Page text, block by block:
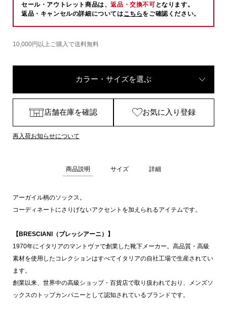
セール・アウトレット商品は、返品・交換不可 となります。
返品・キャンセルの詳細についてはこちらをご確認ください。
10,000円以上ご購入で送料無料
カラー・サイズを選ぶ
店舗在庫を確認 お気に入り登録
再入荷お知らせについて
商品説明 サイズ 詳細
アーガイル柄のソックス。
コーディネートにさりげないアクセントを加えられるアイテムです。
【BRESCIANI（ブレッシアーニ）】
1970年にイタリアのマントヴァで創業した靴下メーカー。高品質・高級
素材を使用したコレクションはすべてイタリアの自社工場で生産されてい
ます。
創業以来、世界中の高級ショップ・百貨店で取り扱われており、メンズソ
ックスのトップカンパニーとして認知されているブランドです。